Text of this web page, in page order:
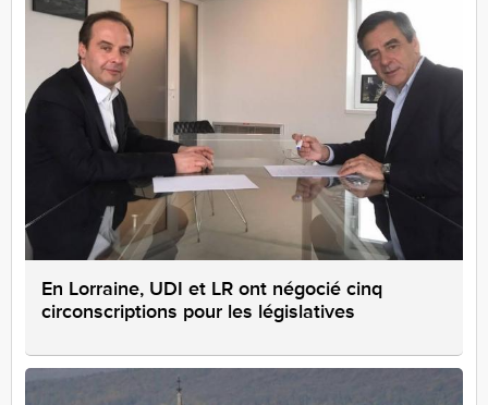
En Lorraine, UDI et LR ont négocié cinq
circonscriptions pour les législatives